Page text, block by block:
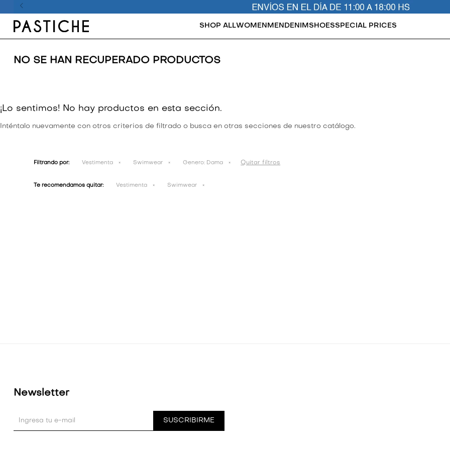
SHOP ALLWOMENMEN DENIMSHOESSPECIAL PRICES
NO SE HAN RECUPERADO PRODUCTOS
¡Lo sentimos! No hay productos en esta sección.
Inténtalo nuevamente con otros criterios de filtrado o busca en otras secciones de nuestro catálogo.
Filtrando por: Vestimenta Swimwear Genero: Dama Quitar filtros
Te recomendamos quitar: Vestimenta Swimwear
Newsletter
SUSCRIBIRME